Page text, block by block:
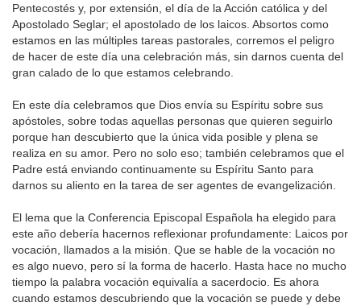
Pentecostés y, por extensión, el día de la Acción católica y del
Apostolado Seglar; el apostolado de los laicos. Absortos como
estamos en las múltiples tareas pastorales, corremos el peligro
de hacer de este día una celebración más, sin darnos cuenta del
gran calado de lo que estamos celebrando.
En este día celebramos que Dios envía su Espíritu sobre sus
apóstoles, sobre todas aquellas personas que quieren seguirlo
porque han descubierto que la única vida posible y plena se
realiza en su amor. Pero no solo eso; también celebramos que el
Padre está enviando continuamente su Espíritu Santo para
darnos su aliento en la tarea de ser agentes de evangelización.
El lema que la Conferencia Episcopal Española ha elegido para
este año debería hacernos reflexionar profundamente: Laicos por
vocación, llamados a la misión. Que se hable de la vocación no
es algo nuevo, pero sí la forma de hacerlo. Hasta hace no mucho
tiempo la palabra vocación equivalía a sacerdocio. Es ahora
cuando estamos descubriendo que la vocación se puede y debe